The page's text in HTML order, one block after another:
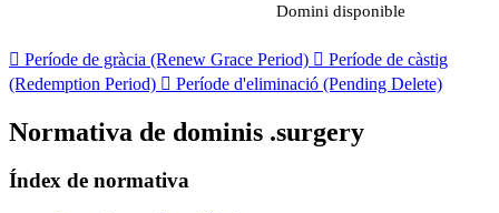
Domini disponible
 Període de gràcia (Renew Grace Period)  Període de càstig
(Redemption Period)  Període d'eliminació (Pending Delete)
Normativa de dominis .surgery
Índex de normativa